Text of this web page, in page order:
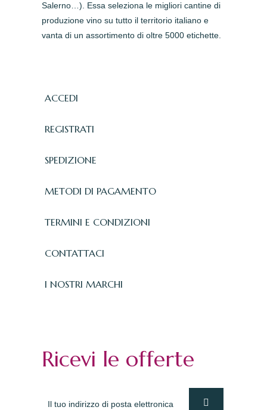
Salerno…). Essa seleziona le migliori cantine di
produzione vino su tutto il territorio italiano e
vanta di un assortimento di oltre 5000 etichette.
ACCEDI
REGISTRATI
SPEDIZIONE
METODI DI PAGAMENTO
TERMINI E CONDIZIONI
CONTATTACI
I NOSTRI MARCHI
Ricevi le offerte